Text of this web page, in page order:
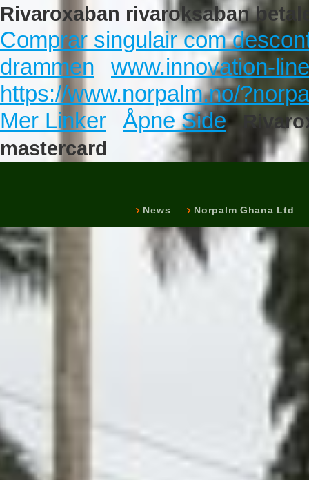
Rivaroxaban rivaroksaban
Comprar singulair com
drammen
www.innovation-
https://www.norpalm.no/
Mer Linker
Åpne Side
mastercard
News Norpalm Ghana Ltd